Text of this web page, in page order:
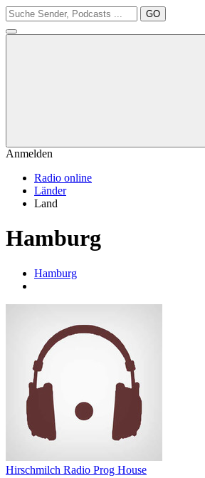
GO
Anmelden
Radio online
Länder
Land
Hamburg
Hamburg
Hirschmilch Radio Prog House